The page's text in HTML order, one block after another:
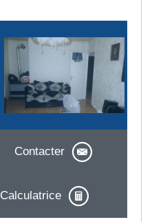
Contacter
Calculatrice